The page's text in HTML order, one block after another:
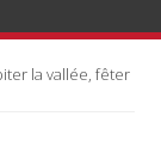
la vallée, fêter